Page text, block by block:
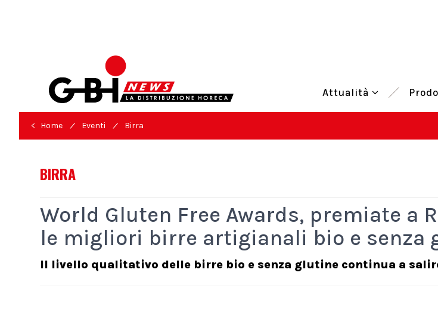
Attualità
< Home / Eventi / Birra
BIRRA
World Gluten Free Awards, premiate a
le migliori birre artigianali bio e senza
Il livello qualitativo delle birre bio e senza glutine continua a